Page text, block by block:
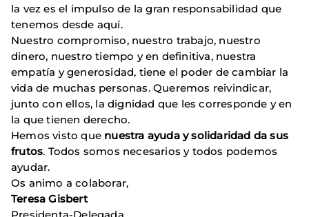
la vez es el impulso de la gran responsabilidad que
tenemos desde aquí.
Nuestro compromiso, nuestro trabajo, nuestro
dinero, nuestro tiempo y en definitiva, nuestra
empatía y generosidad, tiene el poder de cambiar la
vida de muchas personas. Queremos reivindicar,
junto con ellos, la dignidad que les corresponde y en
la que tienen derecho.
Hemos visto que nuestra ayuda y solidaridad da sus
frutos. Todos somos necesarios y todos podemos
ayudar.
Os animo a colaborar,
Teresa Gisbert